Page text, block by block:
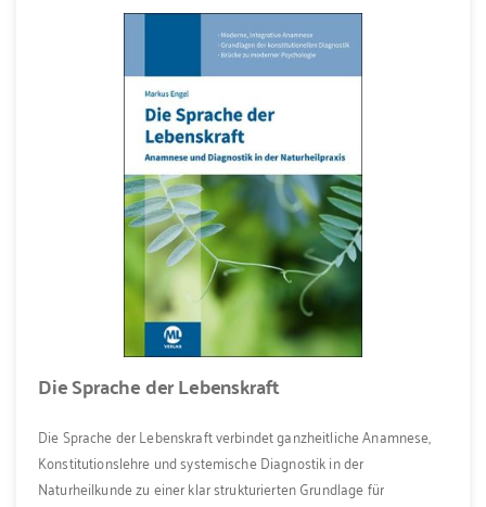
Die Sprache der Lebenskraft
Die Sprache der Lebenskraft verbindet ganzheitliche Anamnese,
Konstitutionslehre und systemische Diagnostik in der
Naturheilkunde zu einer klar strukturierten Grundlage für